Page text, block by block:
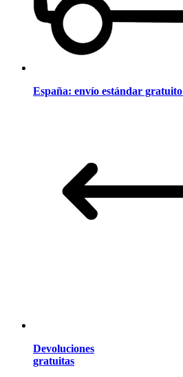
España: envío estándar gratuito
Devoluciones
gratuitas